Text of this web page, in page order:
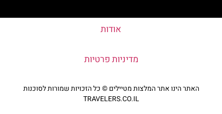
אודות
מדיניות פרטיות
האתר הינו אתר המלצות מטיילים © כל הזכויות שמורות לסוכנות
TRAVELERS.CO.IL